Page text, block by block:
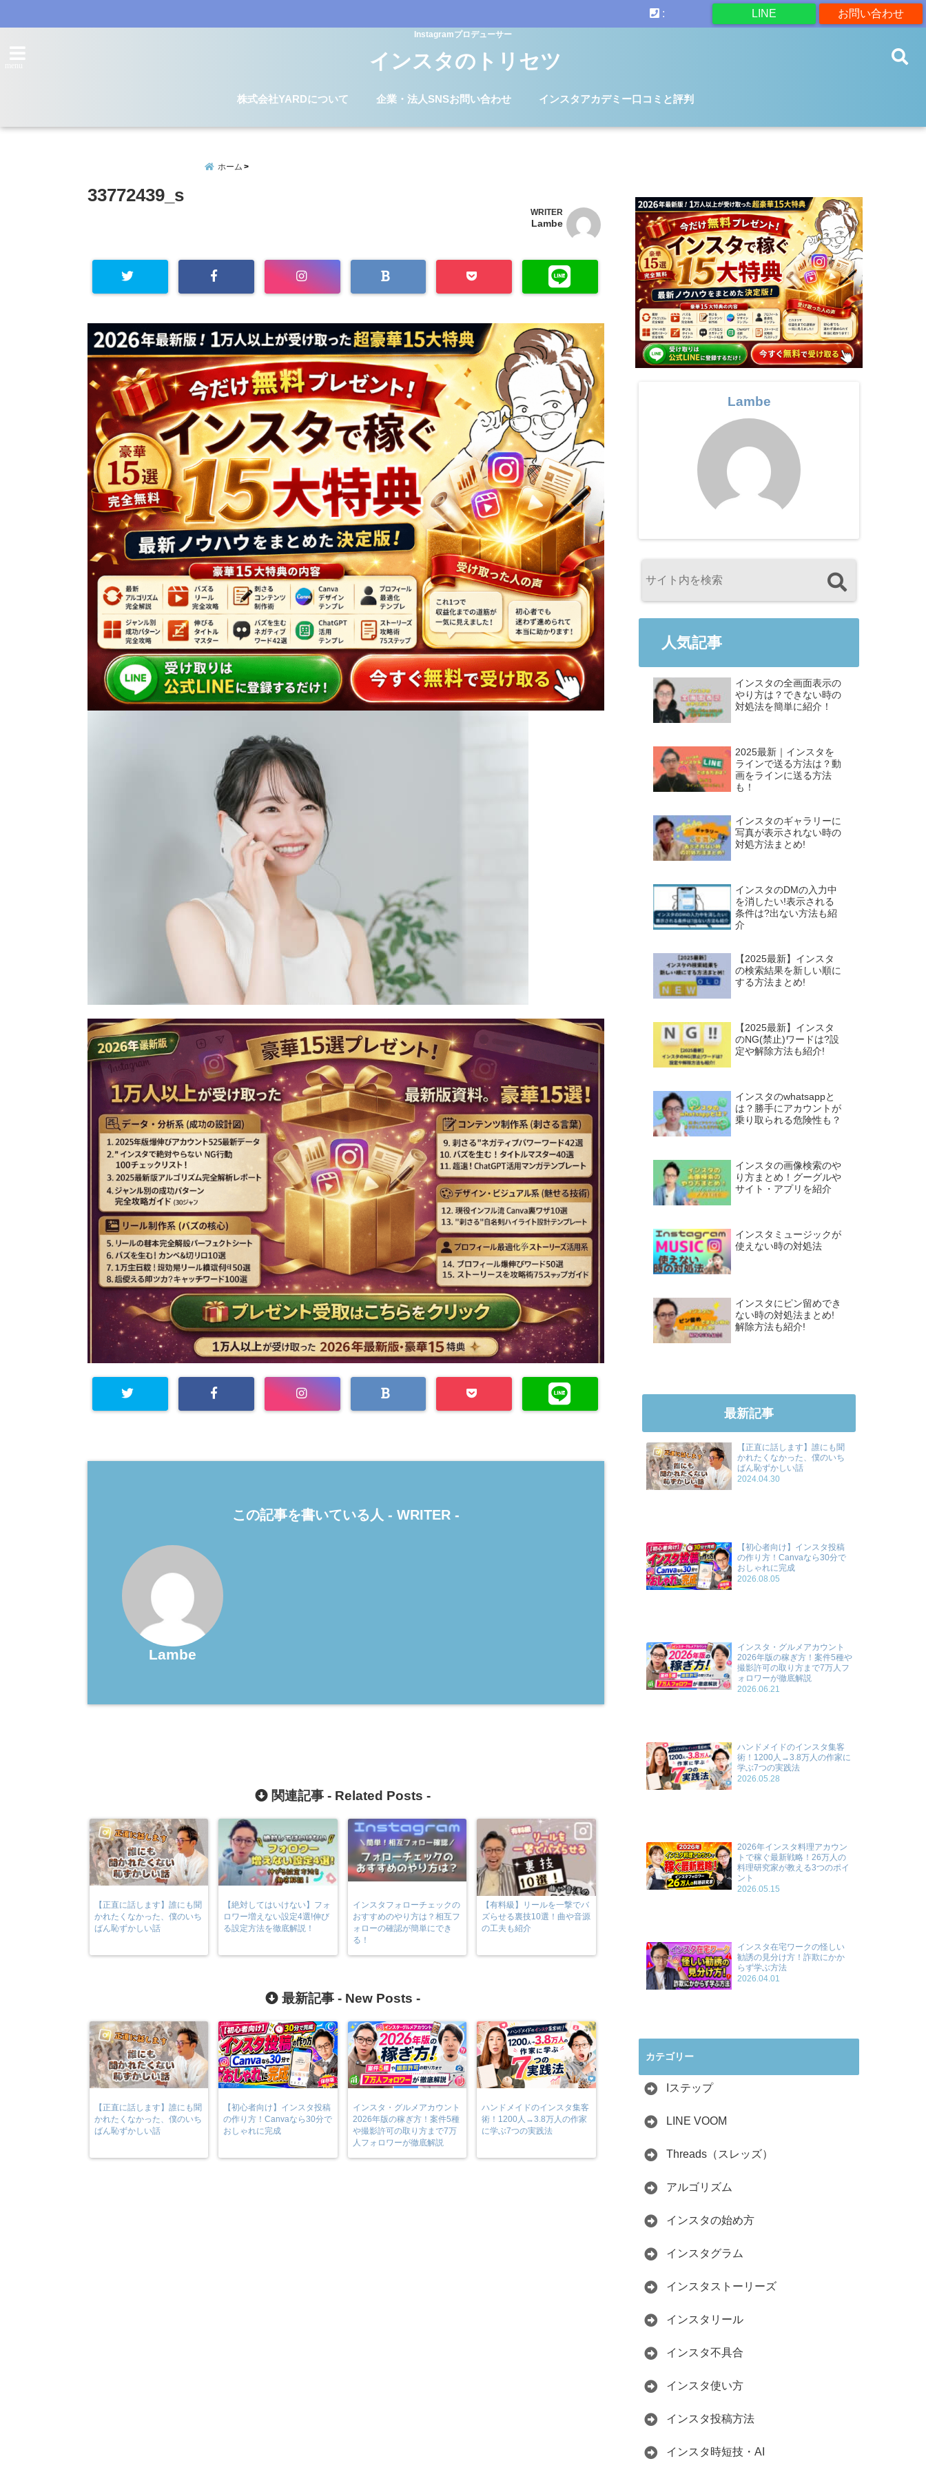
お問い合わせ
LINE
:
Instagramプロデューサー
インスタのトリセツ
株式会社YARDについて 企業・法人SNSお問い合わせ インスタアカデミー口コミと評判
ホーム
33772439_s
WRITER
Lambe
この記事を書いている人 - WRITER -
Lambe
関連記事 - Related Posts -
【正直に話します】誰にも聞
かれたくなかった、僕のいち
ばん恥ずかしい話
【絶対してはいけない】フォ
ロワー増えない設定4選!伸び
る設定方法を徹底解説！
インスタフォローチェックの
おすすめのやり方は？相互フ
ォローの確認が簡単にでき
る！
【有料級】リールを一撃でバ
ズらせる裏技10選！曲や音源
の工夫も紹介
最新記事 - New Posts -
【正直に話します】誰にも聞
かれたくなかった、僕のいち
ばん恥ずかしい話
【初心者向け】インスタ投稿
の作り方！Canvaなら30分で
おしゃれに完成
インスタ・グルメアカウント
2026年版の稼ぎ方！案件5種
や撮影許可の取り方まで7万
人フォロワーが徹底解説
ハンドメイドのインスタ集客
術！1200人→3.8万人の作家
に学ぶ7つの実践法
Lambe
人気記事
インスタの全画面表示の
やり方は？できない時の
対処法を簡単に紹介！
2025最新｜インスタを
ラインで送る方法は？動
画をラインに送る方法
も！
インスタのギャラリーに
写真が表示されない時の
対処方法まとめ!
インスタのDMの入力中
を消したい!表示される
条件は?出ない方法も紹
介
【2025最新】インスタ
の検索結果を新しい順に
する方法まとめ!
【2025最新】インスタ
のNG(禁止)ワードは?設
定や解除方法も紹介!
インスタのwhatsappと
は？勝手にアカウントが
乗り取られる危険性も？
インスタの画像検索のや
り方まとめ！グーグルや
サイト・アプリを紹介
インスタミュージックが
使えない時の対処法
インスタにピン留めでき
ない時の対処法まとめ!
解除方法も紹介!
最新記事
【正直に話します】誰にも聞
かれたくなかった、僕のいち
ばん恥ずかしい話
2024.04.30
【初心者向け】インスタ投稿
の作り方！Canvaなら30分で
おしゃれに完成
2026.08.05
インスタ・グルメアカウント
2026年版の稼ぎ方！案件5種や
撮影許可の取り方まで7万人フ
ォロワーが徹底解説
2026.06.21
ハンドメイドのインスタ集客
術！1200人→3.8万人の作家に
学ぶ7つの実践法
2026.05.28
2026年インスタ料理アカウン
トで稼ぐ最新戦略！26万人の
料理研究家が教える3つのポイ
ント
2026.05.15
インスタ在宅ワークの怪しい
勧誘の見分け方！詐欺にかか
らず学ぶ方法
2026.04.01
カテゴリー
Iステップ
LINE VOOM
Threads（スレッズ）
アルゴリズム
インスタの始め方
インスタグラム
インスタストーリーズ
インスタリール
インスタ不具合
インスタ使い方
インスタ投稿方法
インスタ時短技・AI